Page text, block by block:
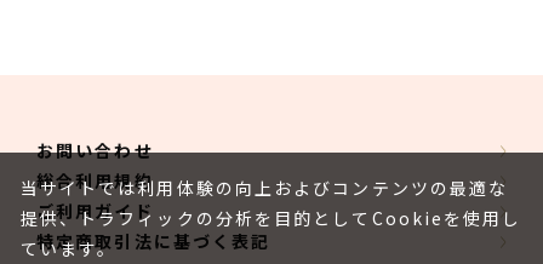
お問い合わせ
総合利用規約
ご利用ガイド
特定商取引法に基づく表記
当サイトでは利用体験の向上およびコンテンツの最適な
提供、トラフィックの分析を目的としてCookieを使用し
ています。